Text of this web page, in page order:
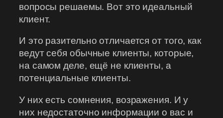
вопросы решаемы. Вот это идеальный
клиент.
И это разительно отличается от того, как
ведут себя обычные клиенты, которые,
на самом деле, ещё не клиенты, а
потенциальные клиенты.
У них есть сомнения, возражения. И у
них недостаточно информации о вас и